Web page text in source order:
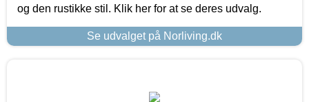
og den rustikke stil. Klik her for at se deres udvalg.
Se udvalget på Norliving.dk